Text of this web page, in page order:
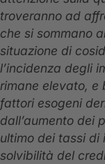
troveranno ad
che si sommano
situazione di
l’incidenza degli
rimane elevato, e
fattori esogeni
dall’aumento dei
ultimo dei tassi di
solvibilità del